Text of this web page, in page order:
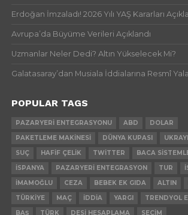
Erdoğan İmzaladı! 2026 Yılı YAŞ Kararları
Avrupa’da Büyüme Verileri Açıklandı
Uzmanlar Neler Dedi? Altın Yükselecek Mi?
Galatasaray’dan Musiala İddialarına Resmî
POPULAR TAGS
PAZARYERI ENTEGRASYONU ABD
DOLAR
PAKETLEME MAKINESI
DÜNYA KUPASI
SUÇ
HAFIF ÇELIK TWITTER BACA
İSPANYA
PAZARYERI ENTEGRASYON TUR
İMAMOĞLU
CEZA BEBEK EK GIDA ALTIN
TÜRKIYE
MAÇ İDDIA YARGI
TRENDYOL
BAŞ
TÜRK DESI HESAPLAMA SEÇIM